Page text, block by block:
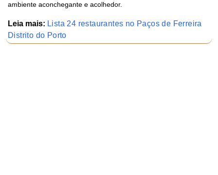
ambiente aconchegante e acolhedor.
Leia mais: Lista 24 restaurantes no Paços de Ferreira
Distrito do Porto